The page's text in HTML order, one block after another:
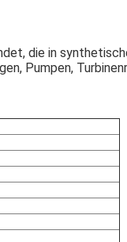
die in
Pumpen,